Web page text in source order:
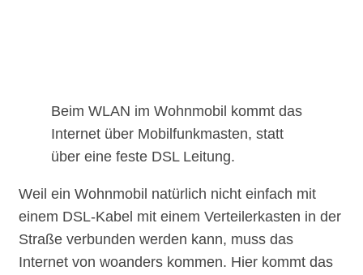
Beim WLAN im Wohnmobil kommt das
Internet über Mobilfunkmasten, statt
über eine feste DSL Leitung.
Weil ein Wohnmobil natürlich nicht einfach mit
einem DSL-Kabel mit einem Verteilerkasten in der
Straße verbunden werden kann, muss das
Internet von woanders kommen. Hier kommt das